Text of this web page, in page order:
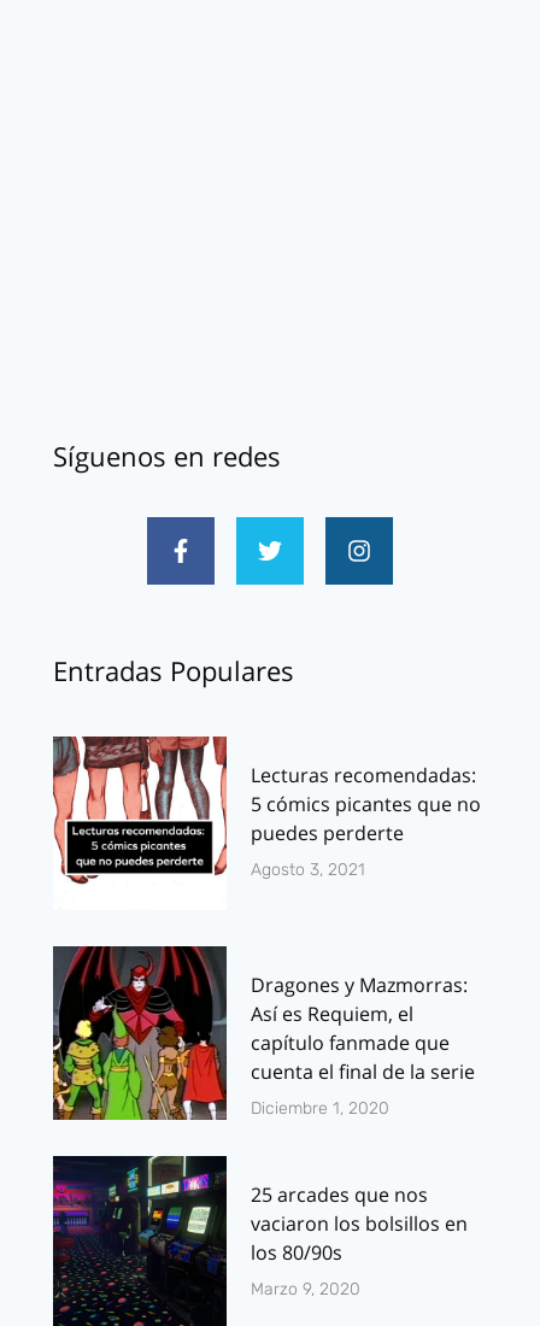
Síguenos en redes
Entradas Populares
Lecturas recomendadas:
5 cómics picantes que no
puedes perderte
Agosto 3, 2021
Dragones y Mazmorras:
Así es Requiem, el
capítulo fanmade que
cuenta el final de la serie
Diciembre 1, 2020
25 arcades que nos
vaciaron los bolsillos en
los 80/90s
Marzo 9, 2020